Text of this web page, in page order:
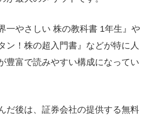
一やさしい 株の教科書 1年生』や
ン！株の超入門書』などが特に人
豊富で読みやすい構成になってい
だ後は、証券会社の提供する無料